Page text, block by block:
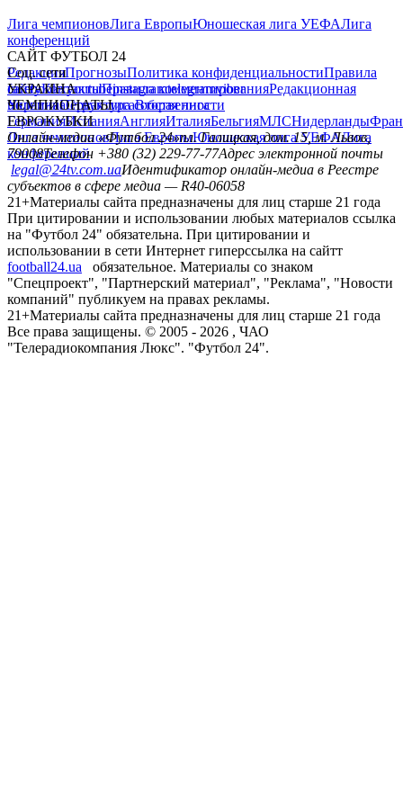
Лига чемпионовЛига ЕвропыЮношеская лига УЕФАЛига
конференций
САЙТ ФУТБОЛ 24
РедакцияПрогнозыПолитика конфиденциальностиПравила
сайтуКонтактыПравила комментированияРедакционная
политикаСтруктура собственности
Соц. сети
facebookxyoutubeinstagramtelegramviber
УКРАИНА
УкраинаПервая лигаВторая лига
ЧЕМПИОНАТЫ
ГерманияИспанияАнглияИталияБельгияМЛСНидерланды
ЕВРОКУБКИ
Лига чемпионовЛига ЕвропыЮношеская лига УЕФАЛига
конференций
Онлайн-медиа «Футбол 24»пл. Галицкая, дом. 15, м. Львов,
79008Телефон +380 (32) 229-77-77Адрес электронной почты
legal@24tv.com.uaИдентификатор онлайн-медиа в Реестре
субъектов в сфере медиа — R40-06058
21+Материалы сайта предназначены для лиц старше 21 года
При цитировании и использовании любых материалов ссылка
на "Футбол 24" обязательна. При цитировании и
использовании в сети Интернет гиперссылка на сайтт
football24.ua
обязательное. Материалы со знаком
"Спецпроект", "Партнерский материал", "Реклама", "Новости
компаний" публикуем на правах рекламы.
21+Материалы сайта предназначены для лиц старше 21 года
Все права защищены. © 2005 - 2026 , ЧАО
"Телерадиокомпания Люкс". "Футбол 24".